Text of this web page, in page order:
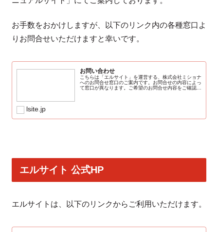
お手数をおかけしますが、以下のリンク内の各種窓口よ
りお問合せいただけますと幸いです。
お問い合わせ
こちらは「エルサイト」を運営する、株式会社ミショナ
へのお問合せ窓口のご案内です。お問合せの内容によっ
て窓口が異なります。ご希望のお問合せ内容をご確認の
lsite.jp
エルサイト 公式HP
エルサイトは、以下のリンクからご利用いただけます。